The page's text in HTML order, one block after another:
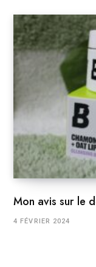
Mon avis sur le
4 FÉVRIER 2024